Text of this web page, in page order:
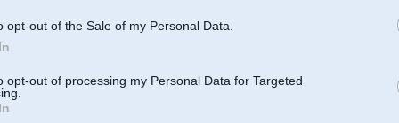
opt-out of the Sale of my Personal Data.
opt-out of processing my Personal Data for Targeted
4. bme x5